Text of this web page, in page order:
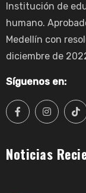
Institución de
humano.
Medellín con
diciembre de
Síguenos en:
Noticias